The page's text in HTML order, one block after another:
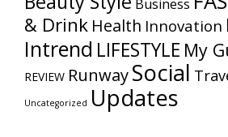
Business
& Drink Health Innovation
Intrend LIFESTYLE My​
REVIEW RunwaySocial
Uncategorized Updates